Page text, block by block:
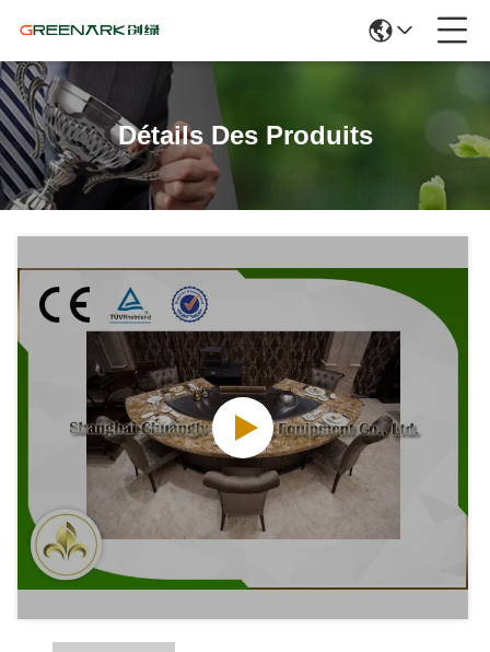
Détails Des Produits